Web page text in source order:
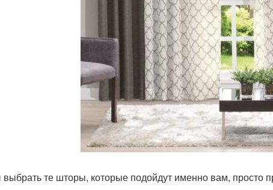
те шторы, которые подойдут именно вам, просто